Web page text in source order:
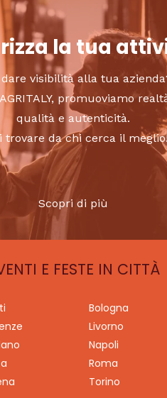
la tua
dare visibilità alla tua
promuoviamo
qualità e autenticità.
trovare da chi cerca il
Scopri di più
E FESTE IN CITTÀ
Bologna
Livorno
Napoli
Roma
Torino